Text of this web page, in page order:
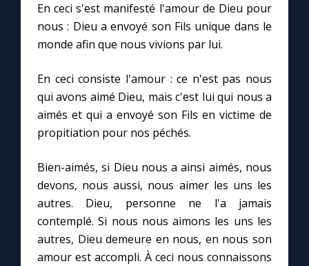
Une Minute avec Marie
À la une
1000 Raisons de Croire
Chapelet pour le monde
Contact
Faire un don
En ceci s'est manifesté l'amour de Dieu pour
nous : Dieu a envoyé son Fils unique dans le
monde afin que nous vivions par lui.
En ceci consiste l'amour : ce n'est pas nous
qui avons aimé Dieu, mais c'est lui qui nous a
aimés et qui a envoyé son Fils en victime de
propitiation pour nos péchés.
Bien-aimés, si Dieu nous a ainsi aimés, nous
devons, nous aussi, nous aimer les uns les
autres. Dieu, personne ne l'a jamais
contemplé. Si nous nous aimons les uns les
autres, Dieu demeure en nous, en nous son
amour est accompli. À ceci nous connaissons